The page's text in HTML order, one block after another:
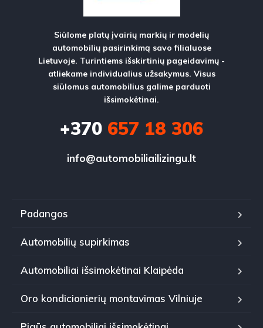
Siūlome platų įvairių markių ir modelių
automobilių pasirinkimą savo filialuose
Lietuvoje. Turintiems išskirtinių pageidavimų -
atliekame individualius užsakymus. Visus
siūlomus automobilius galime parduoti
išsimokėtinai.
+370 657 18 306
info@automobiliailizingu.lt
Padangos
Automobilių supirkimas
Automobiliai išsimokėtinai Klaipėda
Oro kondicionierių montavimas Vilniuje